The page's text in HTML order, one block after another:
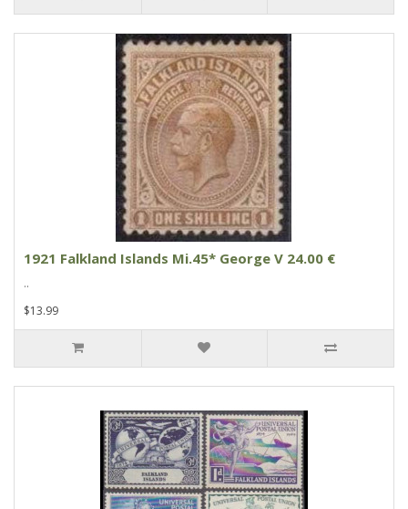
1921 Falkland Islands Mi.45* George V 24.00 €
..
$13.99